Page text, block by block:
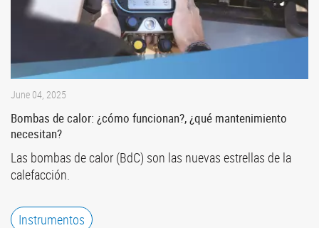
June 04, 2025
Bombas de calor: ¿cómo funcionan?, ¿qué mantenimiento
necesitan?
Las bombas de calor (BdC) son las nuevas estrellas de la
calefacción.
Instrumentos